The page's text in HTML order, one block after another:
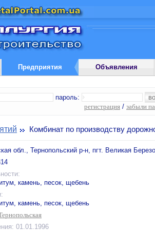
Предприятия Объявления
пароль:
регистрация / забыли
Комбинат по производству
обл., Тернопольский р-н, пгт. Великая
камень, песок, щебень
камень, песок, щебень
01.01.1996